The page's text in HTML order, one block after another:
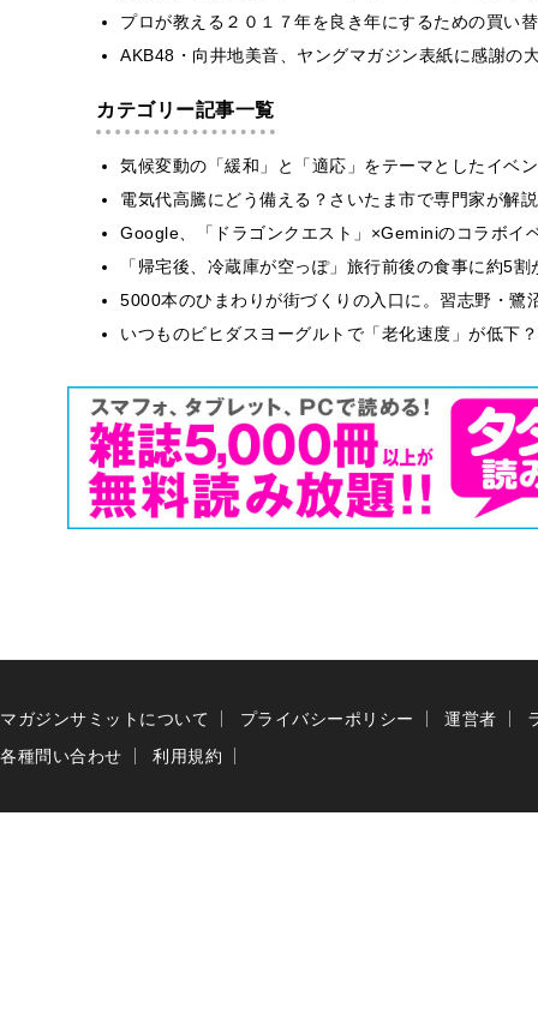
プロが教える２０１７年を良き年にするための買い
AKB48・向井地美音、ヤングマガジン表紙に感謝の
カテゴリー記事一覧
気候変動の「緩和」と「適応」をテーマとしたイベ
電気代高騰にどう備える？さいたま市で専門家が解
Google、「ドラゴンクエスト」×Geminiのコラボイ
「帰宅後、冷蔵庫が空っぽ」旅行前後の食事に約5
5000本のひまわりが街づくりの入口に。習志野・
いつものビヒダスヨーグルトで「老化速度」が低
マガジンサミットについて プライバシーポリシー 運営者
各種問い合わせ
利用規約